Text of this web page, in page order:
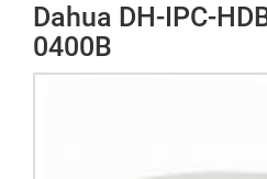
Dahua DH-IPC-
0400B